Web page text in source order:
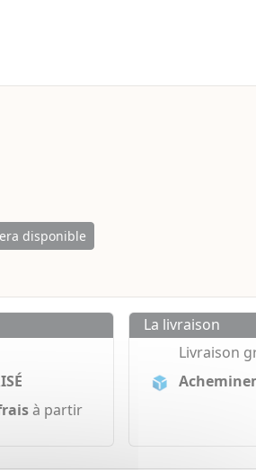
disponible
à partir
La livraison
Livraison